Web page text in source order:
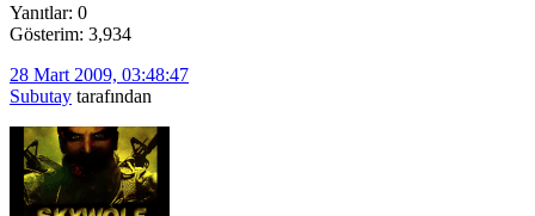
Yanıtlar: 0
Gösterim: 3,934
28 Mart 2009, 03:48:47
Subutay tarafından